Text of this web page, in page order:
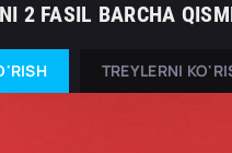
2 FASIL BARCHA
TREYLERNI